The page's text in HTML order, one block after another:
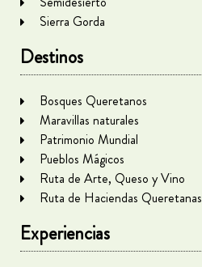
Sierra Gorda
Destinos
Bosques Queretanos
Maravillas naturales
Patrimonio Mundial
Pueblos Mágicos
Ruta de Arte, Queso y Vino
Ruta de Haciendas Queretanas
Experiencias